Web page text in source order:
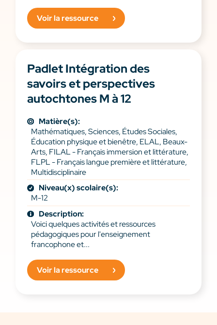
Voir la ressource
Padlet Intégration des
savoirs et perspectives
autochtones M à 12
Matière(s):
Mathématiques, Sciences, Études Sociales,
Éducation physique et bienêtre, ELAL, Beaux-
Arts, FILAL - Français immersion et littérature,
FLPL - Français langue première et littérature,
Multidisciplinaire
Niveau(x) scolaire(s):
M-12
Description:
Voici quelques activités et ressources
pédagogiques pour l'enseignement
francophone et...
Voir la ressource